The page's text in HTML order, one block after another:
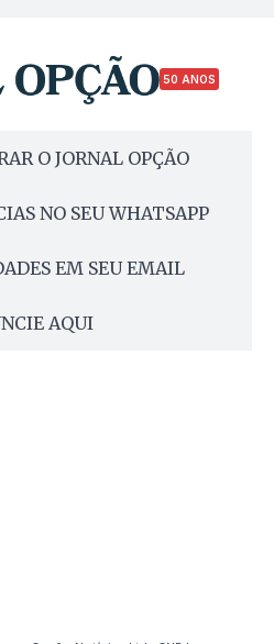
50 ANOS
O JORNAL OPÇÃO
NO SEU WHATSAPP
EM SEU EMAIL
AQUI